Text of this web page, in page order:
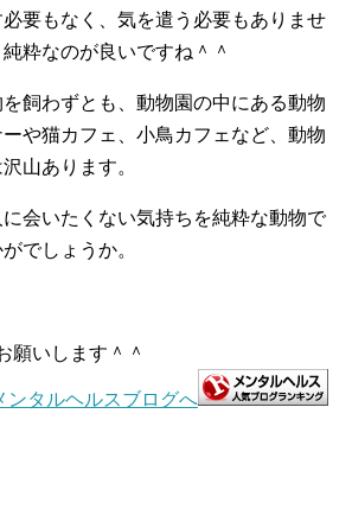
要もなく、気を遣う必要もありませ
粋なのが良いですね＾＾
飼わずとも、動物園の中にある動物
や猫カフェ、小鳥カフェなど、動物
山あります。
会いたくない気持ちを純粋な動物で
でしょうか。
願いします＾＾